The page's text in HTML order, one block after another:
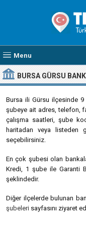
Menu
BURSA GÜRSU
Bursa ili Gürsu ilçesinde
şubeye ait adres, telefon,
çalışma saatleri, şube
haritadan veya listeden
seçebilirsiniz.
En çok şubesi olan
Kredi, 1 şube ile Garanti
şeklindedir.
Diğer ilçelerde bulunan
şubeleri sayfasını ziyaret